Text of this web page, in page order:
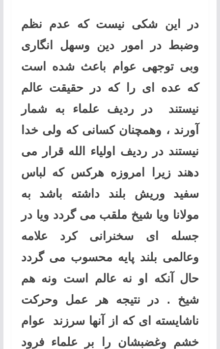
در این شکی نیست که عدم نظم
وضبط در امور دین وسهل انگاری
وبی توجهی عوام باعث شده است
که عده ای را که در حقیقت عالم
نیستند در ردیف علماء به شمار
آورند ، وهمچنان کسانی که ولی خدا
نیستند در ردیف اولیاء الله قرار می
دهند زیرا امروزه هرکس که لباس
سفید وریش بلند داشته باشد به
مولانا ویا شیخ ملقب می گردد ویا در
جسله ای سخنرانی کرد علامه
وعالمی بلند پایه محسوب می گردد
حال آنکه او نه عالم است ونه هم
شیخ . در نتیجه هر عمل وحرکت
ناشایسته ای که از آنها سرزند عوام
خشم وغضبشان را بر علماء فرود